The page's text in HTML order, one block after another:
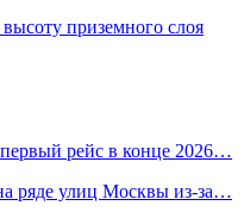
приземного слоя
рейс в конце 2026…
ряде улиц Москвы из-за…